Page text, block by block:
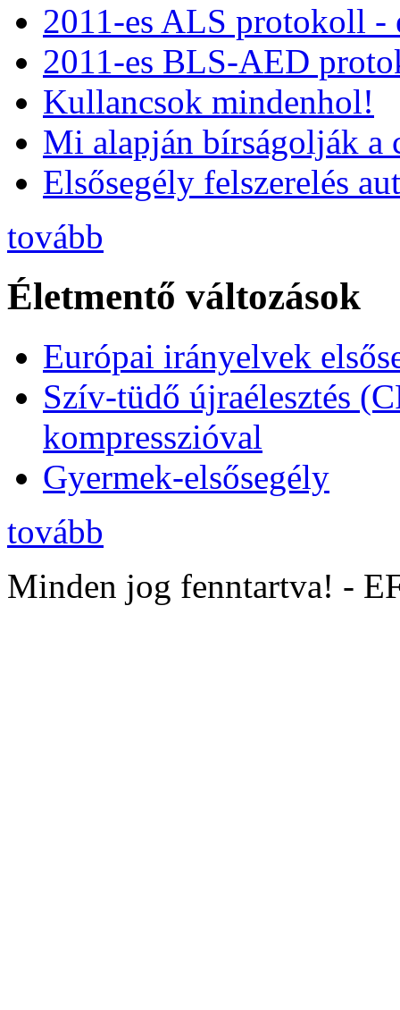
2011-es ALS protokoll -
2011-es BLS-AED
Kullancsok mindenhol!
Mi alapján bírságolják a
Elsősegély felszerelés
tovább
Életmentő változások
Európai irányelvek
Szív-tüdő újraélesztés
kompresszióval
Gyermek-elsősegély
tovább
Minden jog fenntartva! -